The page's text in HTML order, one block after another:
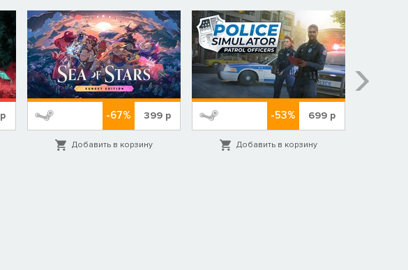
р -67% 399 р
Добавить в корзину
-53% 699 р
Добавить в корзину